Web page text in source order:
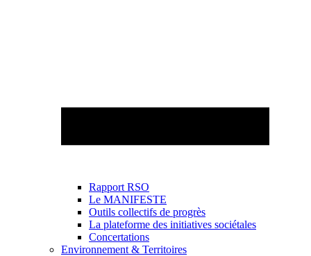
Rapport RSO
Le MANIFESTE
Outils collectifs de progrès
La plateforme des initiatives sociétales
Concertations
Environnement & Territoires